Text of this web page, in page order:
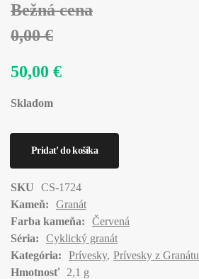
Bežná cena
0,00 €
50,00 €
Skladom
SKU
CS-1724
Kameň:
Granát
Farba kameňa:
Červená
Séria:
Cyklický granát
Kategória:
Prívesky Prívesky z Granátu
Hmotnosť
2,1 g